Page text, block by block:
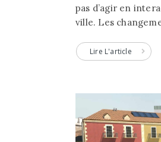
pas d’agir en
ville. Les
Lire L'article